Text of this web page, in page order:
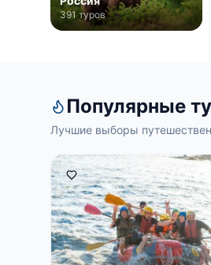
391 туров
Популярные
Лучшие выборы